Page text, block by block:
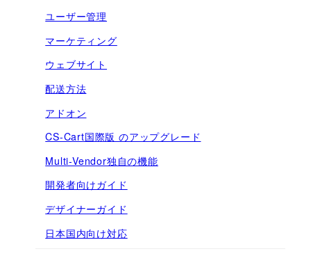
ユーザー管理
マーケティング
ウェブサイト
配送方法
アドオン
CS-Cart国際版 のアップグレード
Multi-Vendor独自の機能
開発者向けガイド
デザイナーガイド
日本国内向け対応